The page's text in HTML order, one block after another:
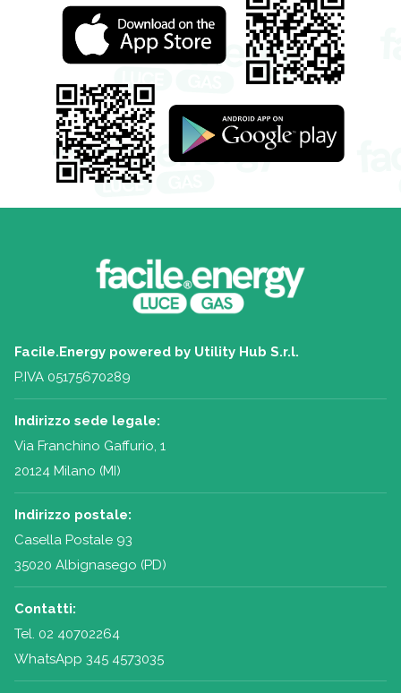
Facile.Energy powered by Utility Hub S.r.l.
P.IVA 05175670289
Indirizzo sede legale:
Via Franchino Gaffurio, 1
20124 Milano (MI)
Indirizzo postale:
Casella Postale 93
35020 Albignasego (PD)
Contatti:
Tel. 02 40702264
WhatsApp 345 4573035